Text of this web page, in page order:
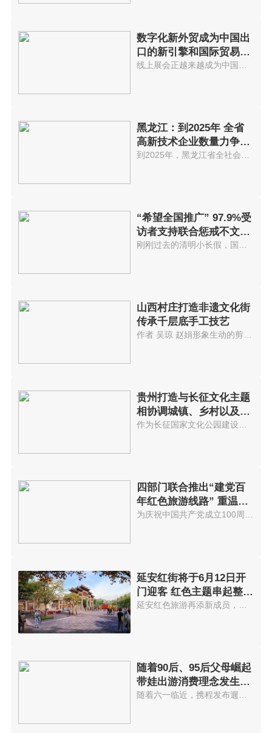
数字化新外贸成为中国出
口的新引擎和国际贸易发
展不可逆
黑龙江：到2025年 全省
高新技术企业数量力争突
破5000家
“希望全国推广” 97.9%受
访者支持联合惩戒不文明
游客
山西村庄打造非遗文化街
传承千层底手工技艺
作者 吴琼 赵娟形象生动的剪纸...
贵州打造与长征文化主题
相协调城镇、乡村以及景
区
作为长征国家文化公园建设的先试...
四部门联合推出“建党百
年红色旅游线路” 重温红
色历史
为庆祝中国共产党成立100周年，...
延安红街将于6月12日开
门迎客 红色主题串起整个
街区
随着90后、95后父母崛起
带娃出游消费理念发生变
化